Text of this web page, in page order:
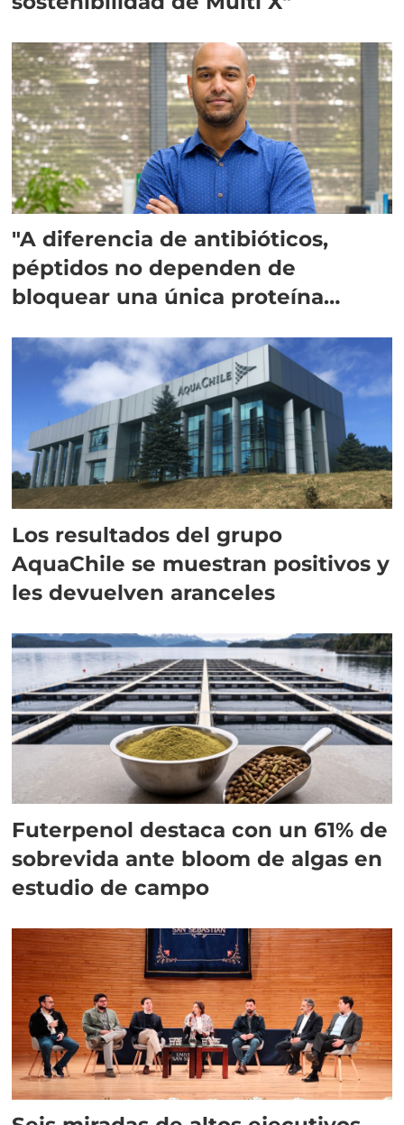
"A diferencia de antibióticos,
péptidos no dependen de
bloquear una única proteína
Los resultados del grupo
AquaChile se muestran positivos y
les devuelven aranceles
Futerpenol destaca con un 61% de
sobrevida ante bloom de algas en
estudio de campo